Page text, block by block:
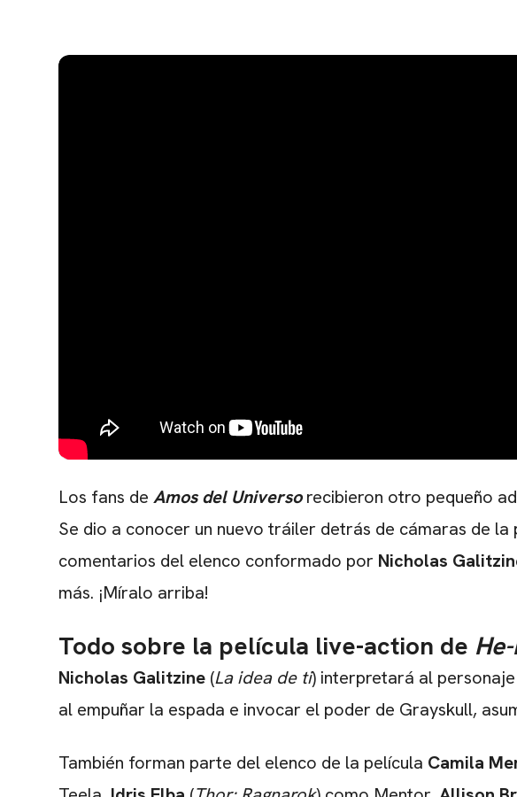
Los fans de Amos del Universorecibieron otro pequeño
Se dio a conocer un nuevo tráiler detrás de cámaras de la
comentarios del elenco conformado por Nicholas
más. ¡Míralo arriba!
Todo sobre la película live-action de
Nicholas Galitzine (La idea de ti) interpretará al
al empuñar la espada e invocar el poder de Grayskull,
También forman parte del elenco de la película Camila